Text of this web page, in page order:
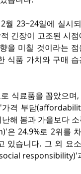
월 23~24일에 실시
긴장이 고조된 시점
을 미칠 것이라는 점
식품 가치와 구매 습
식료품을 꼽았으며,
가격 부담
해 봄과 가을보다
은 24.9%로 2위를
있습니다. 그 외 요
responsibility)'